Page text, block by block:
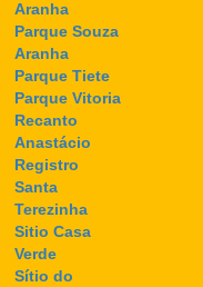
Aranha
Parque Souza
Aranha
Parque Tiete
Parque Vitoria
Recanto
Anastácio
Registro
Santa
Terezinha
Sitio Casa
Verde
Sítio do